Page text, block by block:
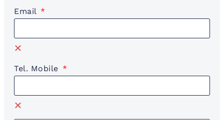
Email
Tel. Mobile